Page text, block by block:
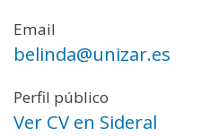
Email
belinda@unizar.es
Perfil público
Ver CV en Sideral